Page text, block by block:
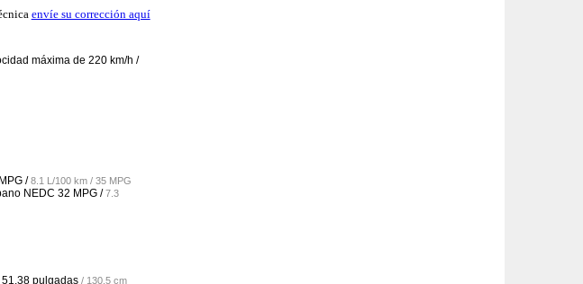
envíe su corrección aquí
máxima de 220 km/h /
/8.1 L/100 km / 35 MPG
NEDC 32 MPG /7.3
51.38 pulgadas / 130.5 cm